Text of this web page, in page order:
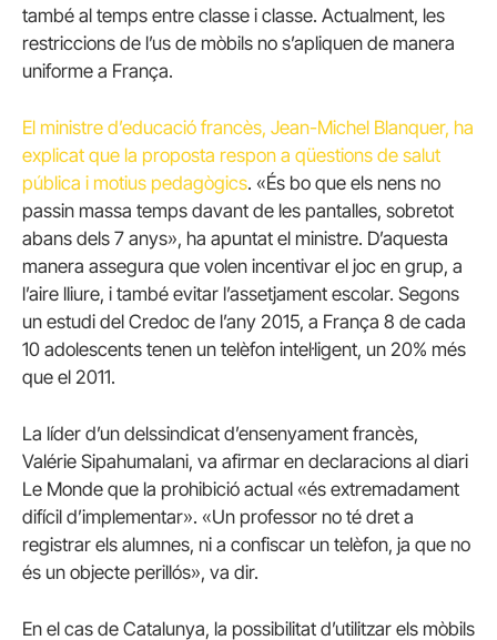
també al temps entre classe i classe. Actualment, les
restriccions de l’us de mòbils no s’apliquen de manera
uniforme a França.
El ministre d’educació francès, Jean-Michel Blanquer, ha
explicat que la proposta respon a qüestions de salut
pública i motius pedagògics. «És bo que els nens no
passin massa temps davant de les pantalles, sobretot
abans dels 7 anys», ha apuntat el ministre. D’aquesta
manera assegura que volen incentivar el joc en grup, a
l’aire lliure, i també evitar l’assetjament escolar. Segons
un estudi del Credoc de l’any 2015, a França 8 de cada
10 adolescents tenen un telèfon intel·ligent, un 20% més
que el 2011.
La líder d’un delssindicat d’ensenyament francès,
Valérie Sipahumalani, va afirmar en declaracions al diari
Le Monde que la prohibició actual «és extremadament
difícil d’implementar». «Un professor no té dret a
registrar els alumnes, ni a confiscar un telèfon, ja que no
és un objecte perillós», va dir.
En el cas de Catalunya, la possibilitat d’utilitzar els mòbils